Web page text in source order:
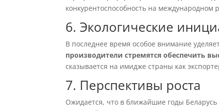
конкурентоспособность на международном
6. Экологические
В последнее время особое внимание
производители стремятся обеспечить
сказывается на имидже страны как
7. Перспективы роста
Ожидается, что в ближайшие годы